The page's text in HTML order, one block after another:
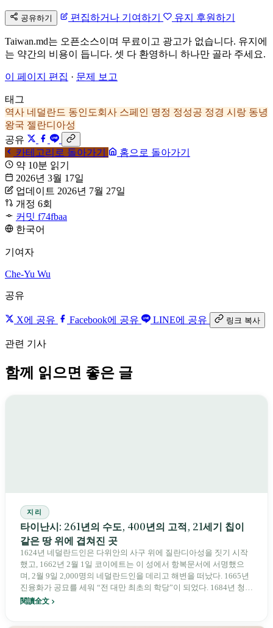
공유하기 편집하거나 기여하기 유지 후원하기
Taiwan.md는 오픈소스이며 무료이고 광고가 없습니다. 유지에
는 약간의 비용이 듭니다. 셋 다 환영하니 하나만 골라 주세요.
이 페이지 편집 · 문제 보고
태그
역사 네덜란드 동인도회사 스페인 명정 정성공 정경 시랑 동녕
왕국 젤란디아성
공유
카테고리로 돌아가기
홈으로 돌아가기
약 10분 읽기
2026년 3월 17일
업데이트 2026년 7월 27일
개정 6회
커밋 f74fbaa
한국어
기여자
Che-Yu Wu
공유
X에 공유 Facebook에 공유 LINE에 공유 링크 복사
관련 기사
함께 읽으면 좋은 글
지리
타이난시: 261년의 수도, 400년의 고적, 21세기 칩이
같은 땅 위에 겹쳐진 곳
1624년 네덜란드인은 다위안의 사구 위에 질란디아성을 짓기 시작
했고, 1662년 2월 1일 코이에트는 이 성에서 항복문서에 서명했으
며, 2월 9일 2,000명의 네덜란드인을 데리고 해변을 떠났다. 1665년
진융화가 공묘를 세워 “전 대만 최초의 학당”이 되었다. 1684년 청
조정은 오늘날의 타이난에 대만부를 설치했고, 1885년 대만이 성으
閱讀全文